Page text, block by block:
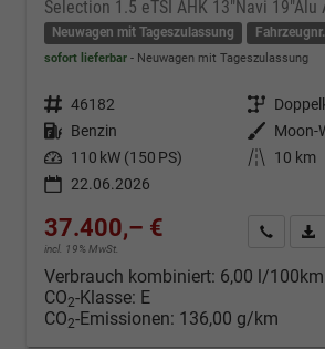
Neuwagen mit Tageszulassung
sofort lieferbar Neuwagen mit Tageszulassung
Fahrzeugnr. 46182 Getriebe
Kraftstoff Benzin Außenfarbe
Leistung 110 kW (150 PS) Kilometerstand
10 km
22.06.2026
37.400,– €
incl. 19% MwSt.
Verbrauch kombiniert: 6,00 l/100km
CO2-Klasse: E
CO2-Emissionen: 136,00 g/km